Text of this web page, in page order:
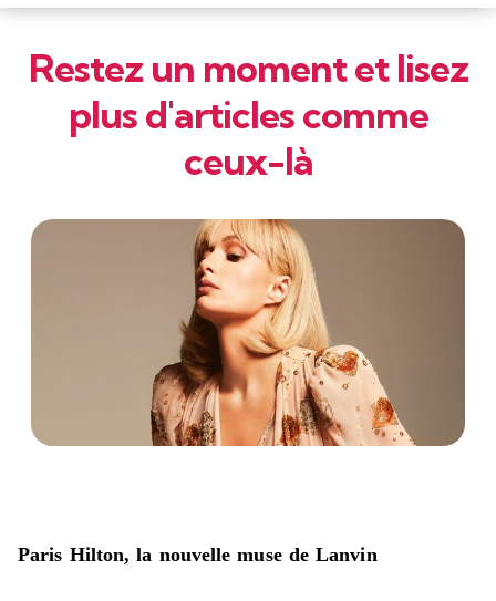
Restez un moment et lisez
plus d'articles comme
ceux-là
Paris Hilton, la nouvelle muse de Lanvin